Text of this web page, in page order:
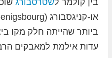
בין קולמר לשטרסבורג
ביותר שהייתה חלק מקו
עדות אילמת למאבקים